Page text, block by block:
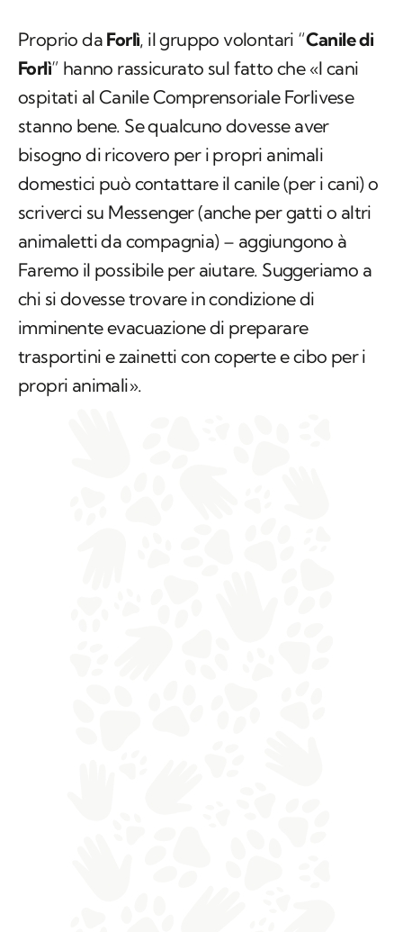
Proprio da Forlì, il gruppo volontari “Canile di
Forlì” hanno rassicurato sul fatto che «I cani
ospitati al Canile Comprensoriale Forlivese
stanno bene. Se qualcuno dovesse aver
bisogno di ricovero per i propri animali
domestici può contattare il canile (per i cani) o
scriverci su Messenger (anche per gatti o altri
animaletti da compagnia) – aggiungono à
Faremo il possibile per aiutare. Suggeriamo a
chi si dovesse trovare in condizione di
imminente evacuazione di preparare
trasportini e zainetti con coperte e cibo per i
propri animali».